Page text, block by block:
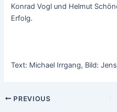
Konrad Vogl und Helmut
Erfolg.
Text: Michael Irrgang, Bild:
PostPREVIOUS